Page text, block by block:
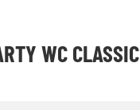
WC CLASSIC